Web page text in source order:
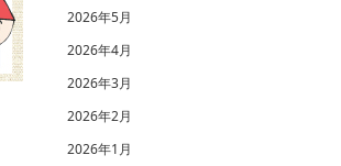
2026年5月
2026年4月
2026年3月
2026年2月
2026年1月